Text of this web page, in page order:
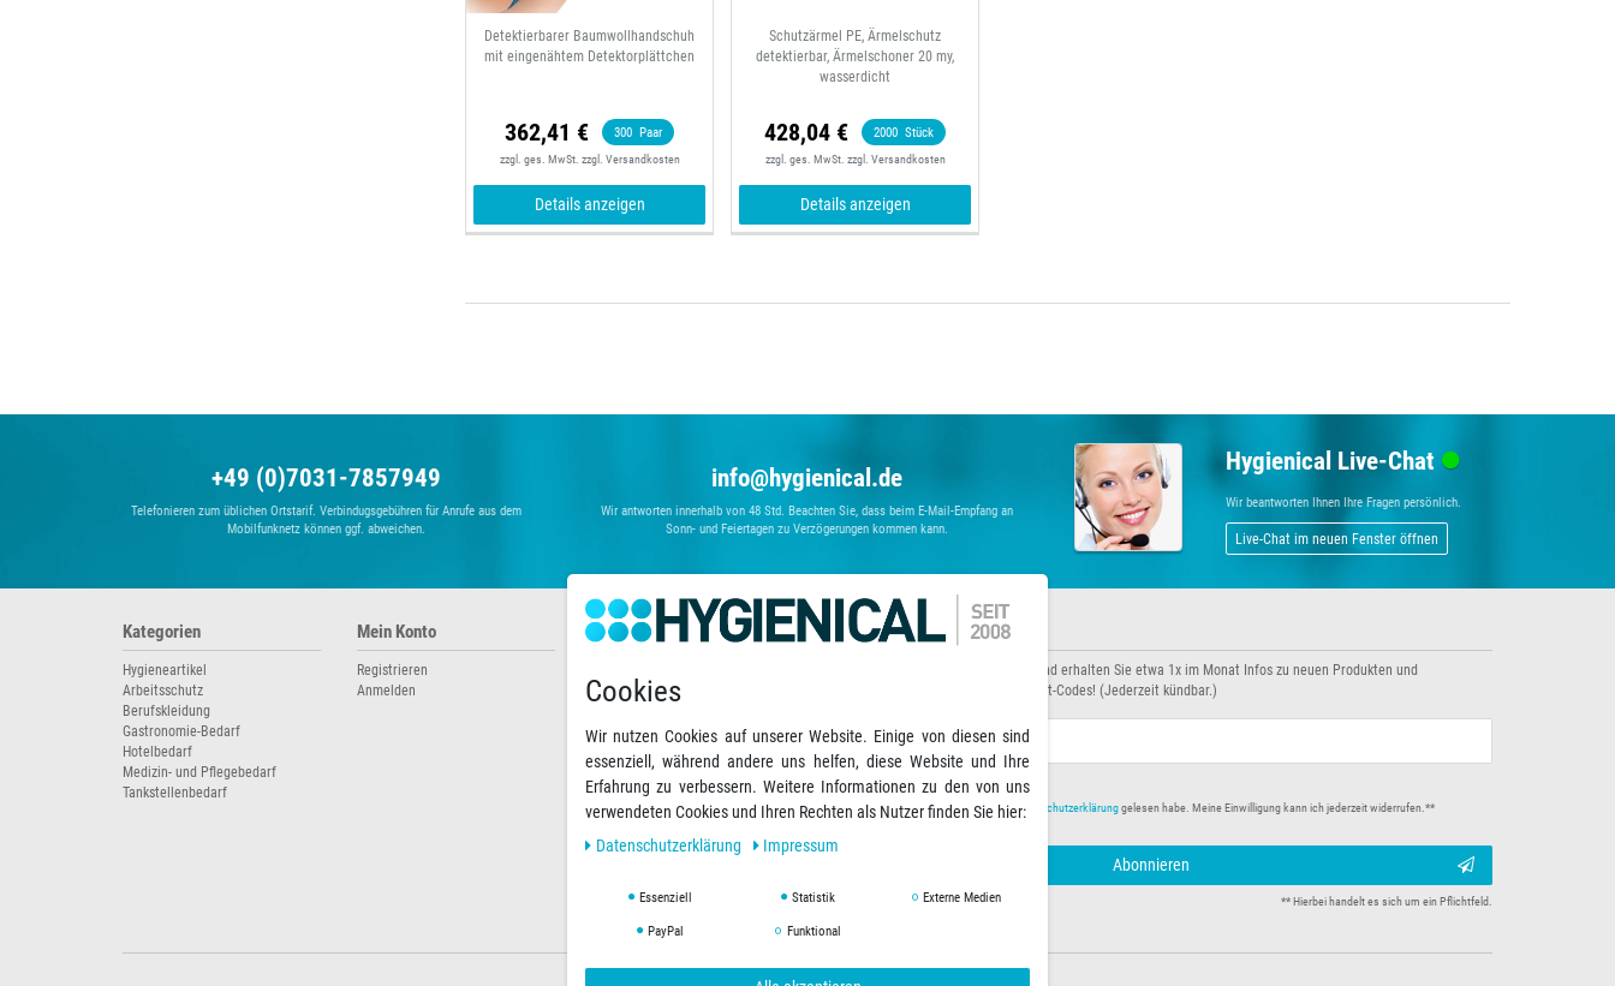
Detektierbarer Baumwollhandschuh
mit eingenähtem Detektorplättchen
362,41 € 300 Paar
zzgl. ges. MwSt. zzgl. Versandkosten
Details anzeigen
Schutzärmel PE, Ärmelschutz
detektierbar, Ärmelschoner 20 my,
wasserdicht
428,04 € 2000 Stück
zzgl. ges. MwSt. zzgl. Versandkosten
Details anzeigen
+49 (0)7031-7857949
Telefonieren zum üblichen Ortstarif. Verbindugsgebühren für Anrufe aus dem
Mobilfunknetz können ggf. abweichen.
info@hygienical.de
Wir antworten innerhalb von 48 Std. Beachten Sie, dass beim E-Mail-Empfang an
Sonn- und Feiertagen zu Verzögerungen kommen kann.
Hygienical Live-Chat
Wir beantworten Ihnen Ihre Fragen persönlich.
Live-Chat im neuen Fenster öffnen
Kategorien
Hygieneartikel
Arbeitsschutz
Berufskleidung
Gastronomie-Bedarf
Hotelbedarf
Medizin- und Pflegebedarf
Tankstellenbedarf
Mein Konto
Registrieren
Anmelden
Informationen
Zahlungsarten
Warenkorb
Newsletter abonnieren
Abonnieren Sie unseren Newsletter und erhalten Sie etwa 1x im Monat Infos zu neuen Produkten und
Sonderaktionen sowie exklusive Rabatt-Codes! (Jederzeit kündbar.)
E-MAIL **
Hiermit bestätige ich, dass ich dieDaten­schutz­erklärunggelesen habe. Meine Einwilligung kann ich jederzeit widerrufen.**
Abonnieren
** Hierbei handelt es sich um ein Pflichtfeld.
Cookies
Wir nutzen Cookies auf unserer Website. Einige von diesen sind
essenziell, während andere uns helfen, diese Website und Ihre
Erfahrung zu verbessern. Weitere Informationen zu den von uns
verwendeten Cookies und Ihren Rechten als Nutzer finden Sie hier:
Daten­schutz­erklärung
Impressum
Essenziell Statistik Externe Medien
PayPal Funktional